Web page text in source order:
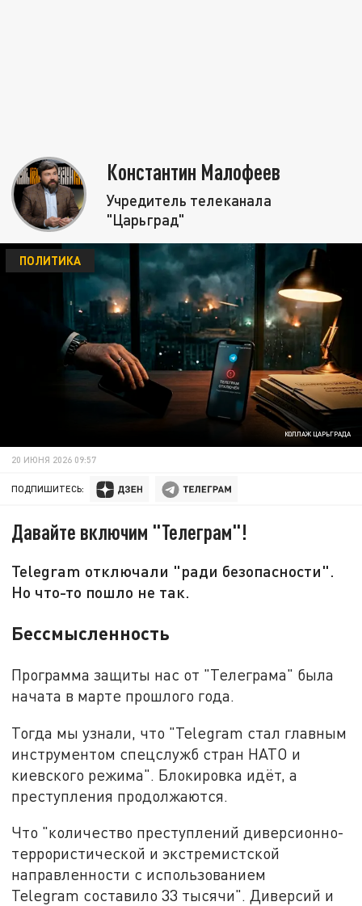
Константин Малофеев
Учредитель телеканала
"Царьград"
КОЛЛАЖ ЦАРЬГРАДА
ПОЛИТИКА
20 ИЮНЯ 2026 09:57
ПОДПИШИТЕСЬ:
Давайте включим "Телеграм"!
Telegram отключали "ради безопасности".
Но что-то пошло не так.
Бессмысленность
Программа защиты нас от "Телеграма" была
начата в марте прошлого года.
Тогда мы узнали, что "Telegram стал главным
инструментом спецслужб стран НАТО и
киевского режима". Блокировка идёт, а
преступления продолжаются.
Что "количество преступлений диверсионно-
террористической и экстремистской
направленности с использованием
Telegram составило 33 тысячи". Диверсий и